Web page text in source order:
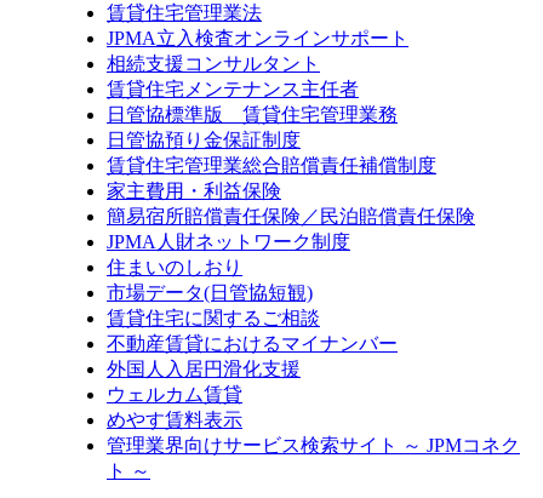
賃貸住宅管理業法
JPMA立入検査オンラインサポート
相続支援コンサルタント
賃貸住宅メンテナンス主任者
日管協標準版 賃貸住宅管理業務
日管協預り金保証制度
賃貸住宅管理業総合賠償責任補償制度
家主費用・利益保険
簡易宿所賠償責任保険／民泊賠償責任保険
JPMA人財ネットワーク制度
住まいのしおり
市場データ(日管協短観)
賃貸住宅に関するご相談
不動産賃貸におけるマイナンバー
外国人入居円滑化支援
ウェルカム賃貸
めやす賃料表示
管理業界向けサービス検索サイト ～ JPMコネク
ト ～